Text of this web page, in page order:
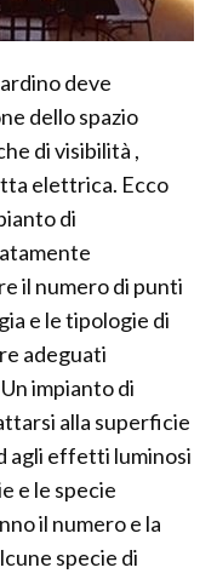
deve
dello spazio
di visibilità ,
elettrica. Ecco
di
il numero di punti
e le tipologie di
adeguati
impianto di
alla superficie
agli effetti luminosi
e le specie
il numero e la
specie di